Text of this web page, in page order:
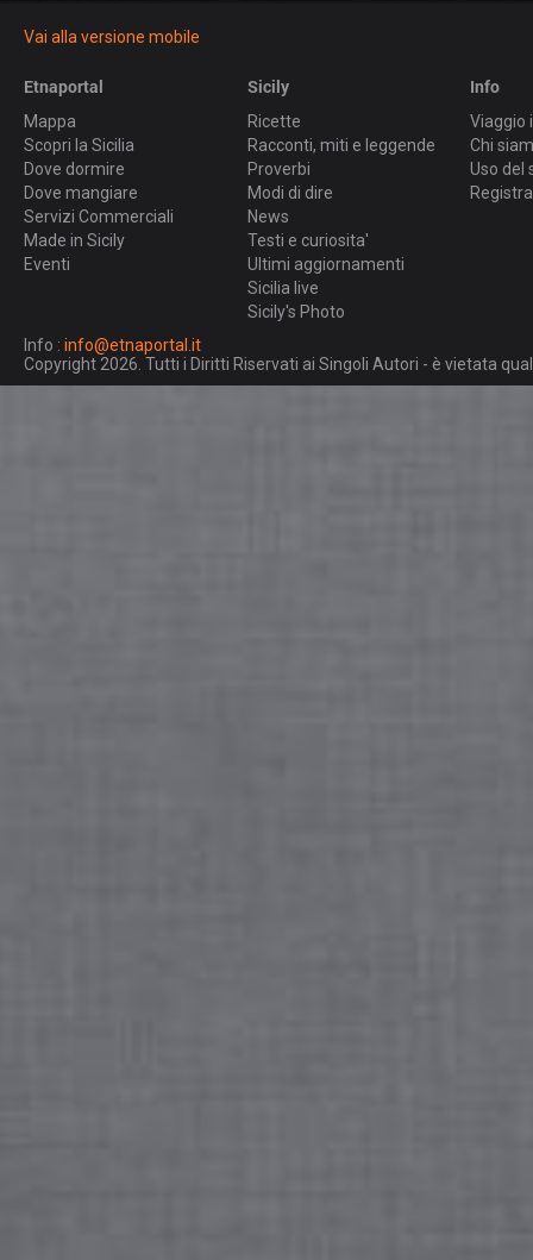
Vai alla versione mobile
Etnaportal
Mappa
Scopri la Sicilia
Dove dormire
Dove mangiare
Servizi Commerciali
Made in Sicily
Eventi
Sicily
Ricette
Racconti, miti e leggende
Proverbi
Modi di dire
News
Testi e curiosita'
Ultimi aggiornamenti
Sicilia live
Sicily's Photo
Info
Viaggio
Chi
Uso del
Info : info@etnaportal.it
Copyright 2026. Tutti i Diritti Riservati ai Singoli Autori - è vietata